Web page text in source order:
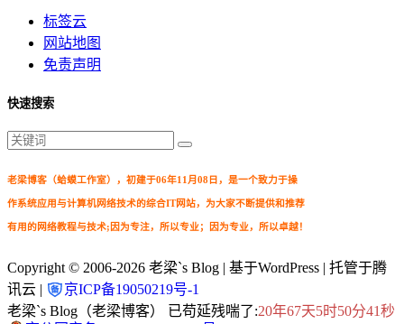
标签云
网站地图
免责声明
快速搜索
老梁博客（蛤蟆工作室），初建于06年11月08日，是一个致力于操
作系统应用与计算机网络技术的综合IT网站，为大家不断提供和推荐
有用的网络教程与技术;因为专注，所以专业；因为专业，所以卓越！
Copyright © 2006-2026 老梁`s Blog | 基于WordPress | 托管于腾
讯云 |
京ICP备19050219号-1
老梁`s Blog（老梁博客） 已苟延残喘了:20年67天5时50分41秒